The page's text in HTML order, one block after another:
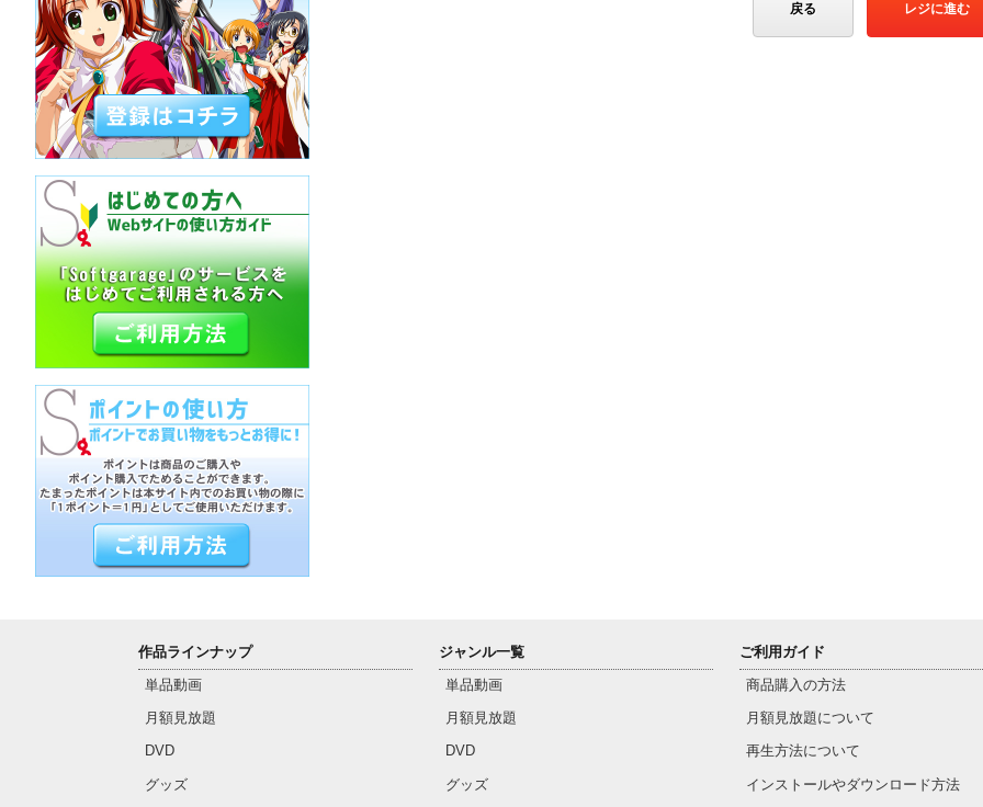
戻る レジに進む
作品ラインナップ
単品動画
月額見放題
DVD
グッズ
ジャンル一覧
単品動画
月額見放題
DVD
グッズ
ご利用ガイド
商品購入の方法
月額見放題について
再生方法について
インストールやダウンロード方法